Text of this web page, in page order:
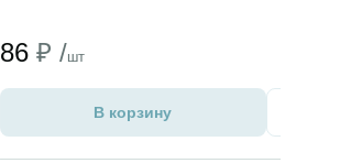
86 ₽ /шт
В корзину